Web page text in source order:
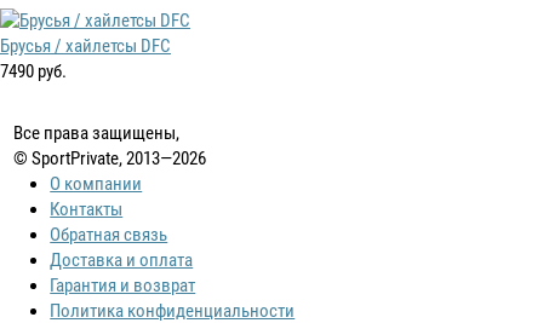
Брусья / хайлетсы DFC
7490 руб.
Все права защищены,
© SportPrivate, 2013—2026
О компании
Контакты
Обратная связь
Доставка и оплата
Гарантия и возврат
Политика конфиденциальности